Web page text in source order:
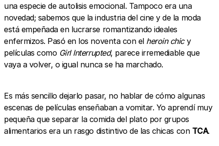
una especie de autolisis emocional. Tampoco era una
novedad; sabemos que la industria del cine y de la moda
está empeñada en lucrarse romantizando ideales
enfermizos. Pasó en los noventa con el heroin chicy
películas como Girl Interrupted, parece irremediable que
vaya a volver, o igual nunca se ha marchado.
Es más sencillo dejarlo pasar, no hablar de cómo algunas
escenas de películas enseñaban a vomitar. Yo aprendí muy
pequeña que separar la comida del plato por grupos
alimentarios era un rasgo distintivo de las chicas con TCA.